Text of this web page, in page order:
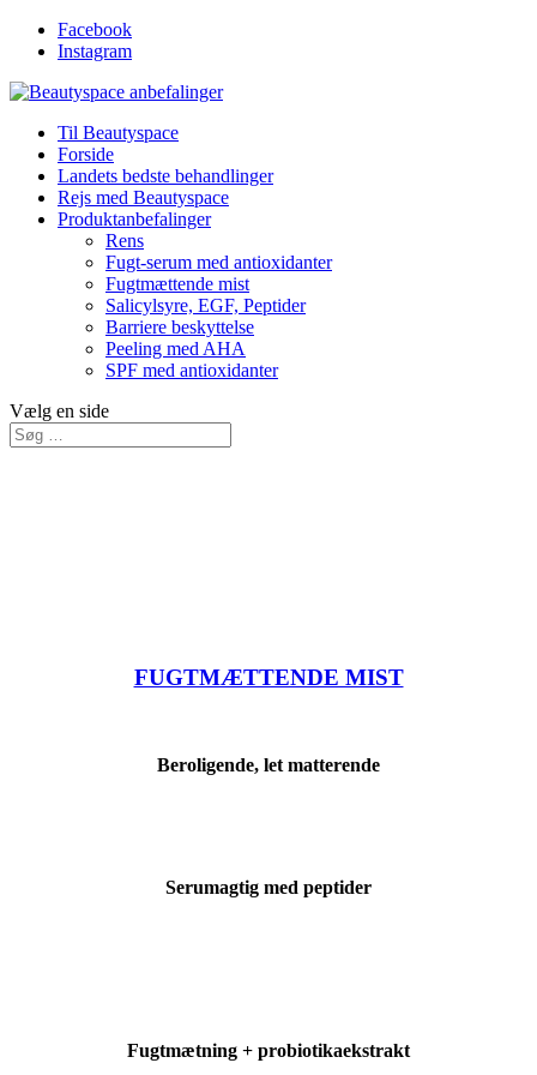
Facebook
Instagram
Til Beautyspace
Forside
Landets bedste behandlinger
Rejs med Beautyspace
Produktanbefalinger
Rens
Fugt-serum med antioxidanter
Fugtmættende mist
Salicylsyre, EGF, Peptider
Barriere beskyttelse
Peeling med AHA
SPF med antioxidanter
Vælg en side
FUGTMÆTTENDE MIST
Beroligende, let matterende
Serumagtig med peptider
Fugtmætning + probiotikaekstrakt